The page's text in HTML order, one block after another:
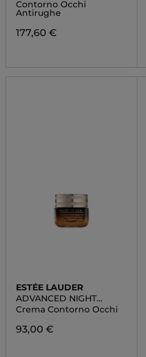
Contorno Occhi
Antirughe
177,60 €
ESTÉE LAUDER
ADVANCED NIGHT
REPAIR EYE GEL CREAM
Crema Contorno Occhi
93,00 €